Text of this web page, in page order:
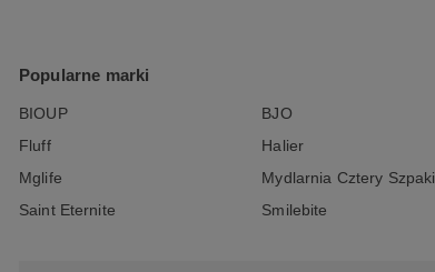
Popularne marki
BIOUP BJO
Fluff
Halier
Mglife
Mydlarnia Cztery Szpaki
Saint Eternite
Smilebite